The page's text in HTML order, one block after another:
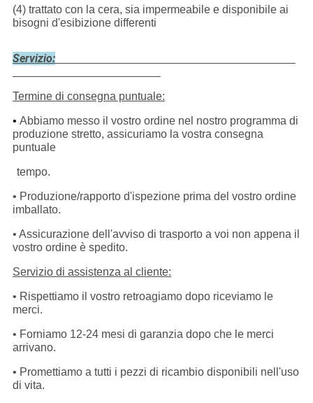
(4) trattato con la cera, sia impermeabile e disponibile ai
bisogni d'esibizione differenti
Servizio:
Termine di consegna puntuale:
• Abbiamo messo il vostro ordine nel nostro programma di
produzione stretto, assicuriamo la vostra consegna
puntuale
tempo.
• Produzione/rapporto d'ispezione prima del vostro ordine
imballato.
• Assicurazione dell'avviso di trasporto a voi non appena il
vostro ordine è spedito.
Servizio di assistenza al cliente:
• Rispettiamo il vostro retroagiamo dopo riceviamo le
merci.
• Forniamo 12-24 mesi di garanzia dopo che le merci
arrivano.
• Promettiamo a tutti i pezzi di ricambio disponibili nell'uso
di vita.